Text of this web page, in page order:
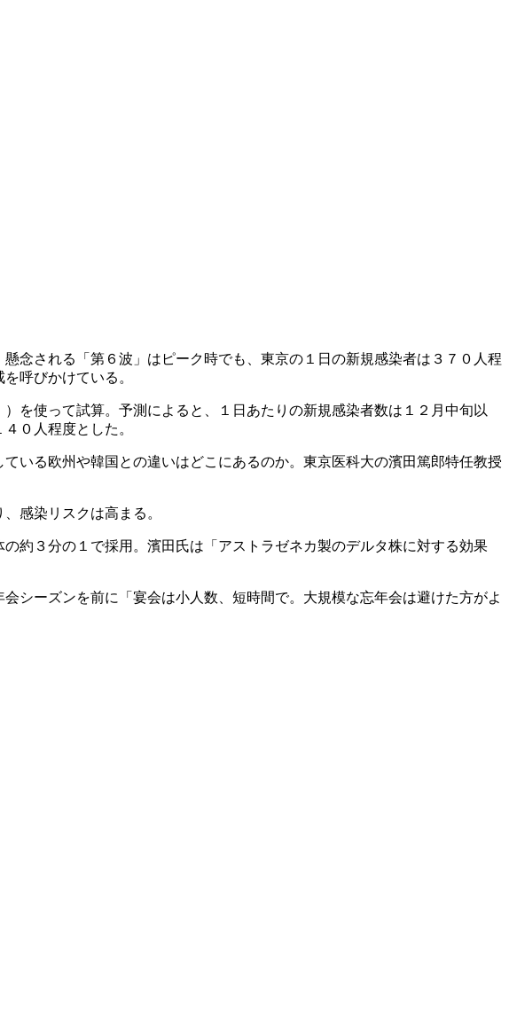
念される「第６波」はピーク時でも、東京の１日の新規感染者は３７０人程
呼びかけている。
を使って試算。予測によると、１日あたりの新規感染者数は１２月中旬以
０人程度とした。
いる欧州や韓国との違いはどこにあるのか。東京医科大の濱田篤郎特任教授
感染リスクは高まる。
約３分の１で採用。濱田氏は「アストラゼネカ製のデルタ株に対する効果
シーズンを前に「宴会は小人数、短時間で。大規模な忘年会は避けた方がよ